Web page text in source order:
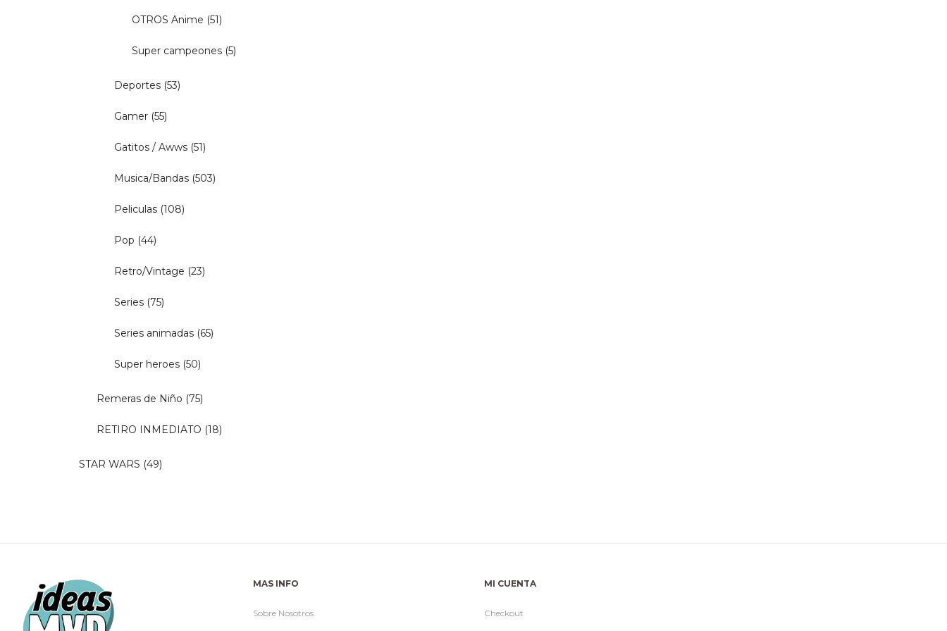
OTROS Anime (51)
Super campeones (5)
Deportes (53)
Gamer (55)
Gatitos / Awws (51)
Musica/Bandas (503)
Peliculas (108)
Pop (44)
Retro/Vintage (23)
Series (75)
Series animadas (65)
Super heroes (50)
Remeras de Niño (75)
RETIRO INMEDIATO (18)
STAR WARS (49)
MAS INFO
Sobre Nosotros
MI CUENTA
Checkout